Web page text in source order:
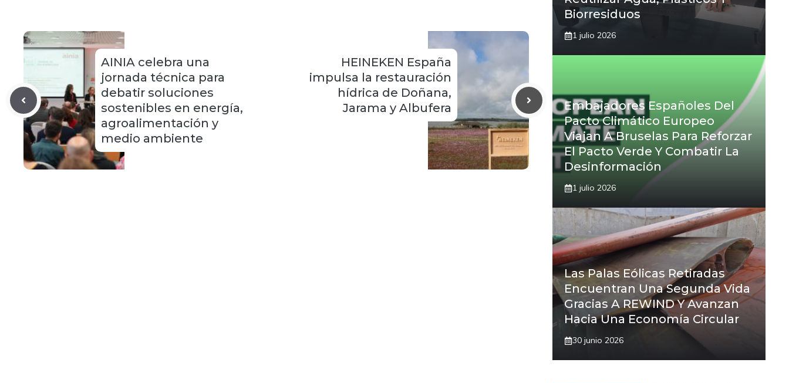
AINIA celebra una
jornada técnica para
debatir soluciones
sostenibles en energía,
agroalimentación y
medio ambiente
HEINEKEN España
impulsa la restauración
hídrica de Doñana,
Jarama y Albufera
Biorresiduos
1 julio 2026
Embajadores Españoles Del
Pacto Climático Europeo
Viajan A Bruselas Para Reforzar
El Pacto Verde Y Combatir La
Desinformación
1 julio 2026
Las Palas Eólicas Retiradas
Encuentran Una Segunda Vida
Gracias A REWIND Y Avanzan
Hacia Una Economía Circular
30 junio 2026